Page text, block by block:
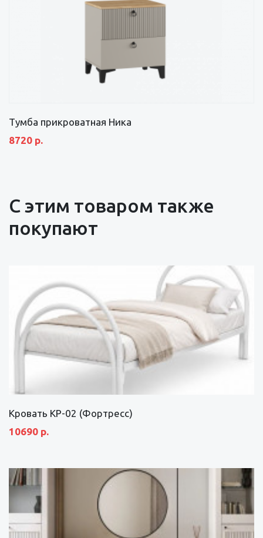
Тумба прикроватная Ника
8720 р.
С этим товаром также
покупают
Кровать КР-02 (Фортресс)
10690 р.